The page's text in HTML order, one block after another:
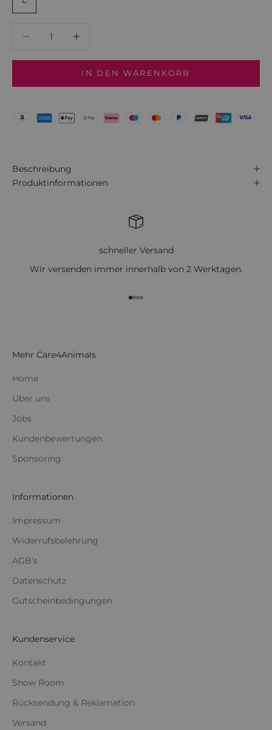
IN DEN WARENKORB
Beschreibung
Produktinformationen
schneller Versand
Wir versenden immer innerhalb von 2 Werktagen.
Gehe zu Element 1
Gehe zu Element 2
Gehe zu Element 3
Gehe zu Element 4
Mehr Care4Animals
Home
Über uns
Jobs
Kundenbewertungen
Sponsoring
Informationen
Impressum
Widerrufsbelehrung
AGB's
Datenschutz
Gutscheinbedingungen
Kundenservice
Kontakt
Show Room
Rücksendung & Reklamation
Versand